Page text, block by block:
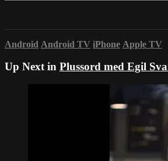
Android Android TV iPhone Apple TV
Up Next in Plussord med Egil